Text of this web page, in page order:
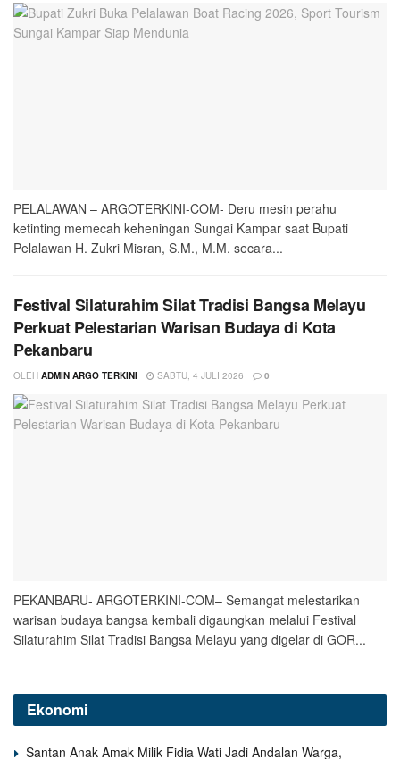
PELALAWAN – ARGOTERKINI-COM- Deru mesin perahu
ketinting memecah keheningan Sungai Kampar saat Bupati
Pelalawan H. Zukri Misran, S.M., M.M. secara...
Festival Silaturahim Silat Tradisi Bangsa Melayu
Perkuat Pelestarian Warisan Budaya di Kota
Pekanbaru
OLEH ADMIN ARGO TERKINI SABTU, 4 JULI 2026 0
PEKANBARU- ARGOTERKINI-COM– Semangat melestarikan
warisan budaya bangsa kembali digaungkan melalui Festival
Silaturahim Silat Tradisi Bangsa Melayu yang digelar di GOR...
Ekonomi
Santan Anak Amak Milik Fidia Wati Jadi Andalan Warga,